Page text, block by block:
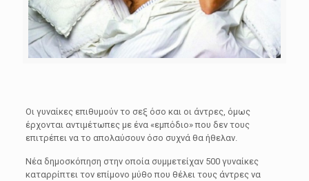
Οι γυναίκες επιθυμούν το σεξ όσο και οι άντρες, όμως
έρχονται αντιμέτωπες με ένα «εμπόδιο» που δεν τους
επιτρέπει να το απολαύσουν όσο συχνά θα ήθελαν.
Νέα δημοσκόπηση στην οποία συμμετείχαν 500 γυναίκες
καταρρίπτει τον επίμονο μύθο που θέλει τους άντρες να